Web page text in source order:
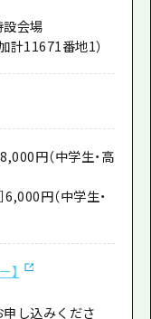
会場
計11671番地1）
円（中学生・高
円（中学生・
】
し込みくださ